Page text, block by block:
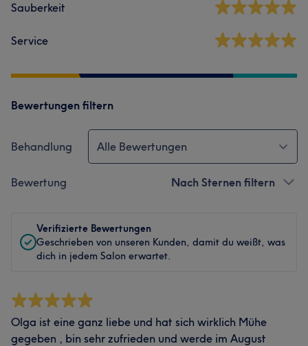
Sauberkeit
Service
Bewertungen filtern
Behandlung Alle Bewertungen
Bewertung Nach Sternen filtern
Verifizierte Bewertungen
Geschrieben von unseren Kunden, damit du weißt, was
dich in jedem Salon erwartet.
Olga ist eine ganz liebe und hat sich wirklich Mühe
gegeben , bin sehr zufrieden und werde im August